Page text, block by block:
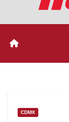
CDMX